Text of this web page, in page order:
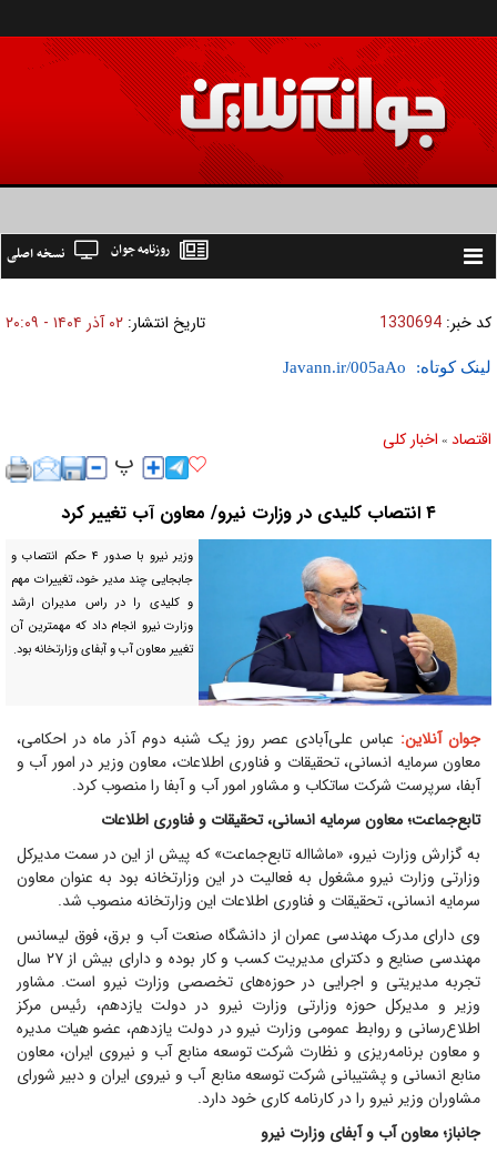
Toggle
نسخه اصلی روزنامه جوان
کد خبر: 1330694 تاریخ انتشار: ۰۲ آذر ۱۴۰۴ - ۲۰:۰۹
لینک کوتاه:
اقتصاد » اخبار کلی
۴ انتصاب کلیدی در وزارت نیرو/ معاون آب تغییر کرد
وزیر نیرو با صدور ۴ حکم انتصاب و
جابجایی چند مدیر خود، تغییرات مهم
و کلیدی را در راس مدیران ارشد
وزارت نیرو انجام داد که مهمترین آن
تغییر معاون آب و آبفای وزارتخانه بود.
جوان آنلاین: عباس علی‌آبادی عصر روز یک شنبه دوم آذر ماه در احکامی،
معاون سرمایه انسانی، تحقیقات و فناوری اطلاعات، معاون وزیر در امور آب و
آبفا، سرپرست شرکت ساتکاب و مشاور امور آب و آبفا را منصوب کرد.
تابع‌جماعت؛ معاون سرمایه انسانی، تحقیقات و فناوری اطلاعات
به گزارش وزارت نیرو، «ماشااله تابع‌جماعت» که پیش از این در سمت مدیرکل
وزارتی وزارت نیرو مشغول به فعالیت در این وزارتخانه بود به عنوان معاون
سرمایه انسانی، تحقیقات و فناوری اطلاعات این وزارتخانه منصوب شد.
وی دارای مدرک مهندسی عمران از دانشگاه صنعت آب و برق، فوق لیسانس
مهندسی صنایع و دکترای مدیریت کسب و کار بوده و دارای بیش از ۲۷ سال
تجربه مدیریتی و اجرایی در حوزه‌های تخصصی وزارت نیرو است. مشاور
وزیر و مدیرکل حوزه وزارتی وزارت نیرو در دولت یازدهم، رئیس مرکز
اطلاع‌رسانی و روابط عمومی وزارت نیرو در دولت یازدهم، عضو هیات مدیره
و معاون برنامه‌ریزی و نظارت شرکت توسعه منابع آب و نیروی ایران، معاون
منابع انسانی و پشتیبانی شرکت توسعه منابع آب و نیروی ایران و دبیر شورای
مشاوران وزیر نیرو را در کارنامه کاری خود دارد.
جانباز؛ معاون آب و آبفای وزارت نیرو